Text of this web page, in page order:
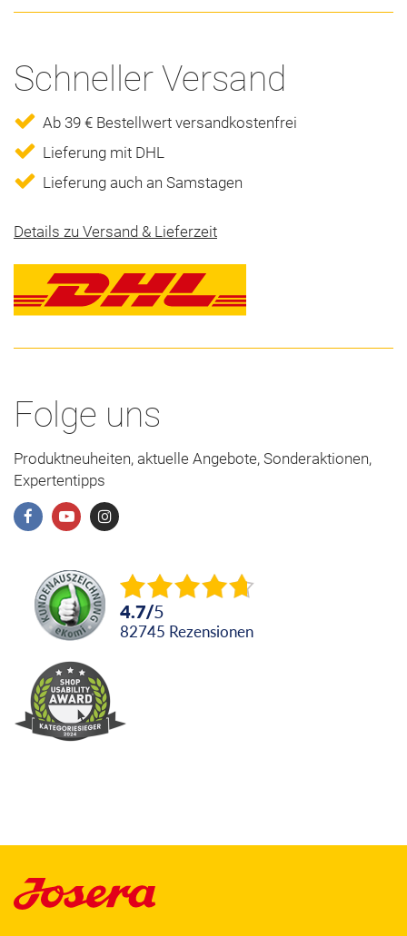
Schneller Versand
Ab 39 € Bestellwert versandkostenfrei
Lieferung mit DHL
Lieferung auch an Samstagen
Details zu Versand & Lieferzeit
Folge uns
Produktneuheiten, aktuelle Angebote, Sonderaktionen,
Expertentipps
4.7/5
82745 Rezensionen